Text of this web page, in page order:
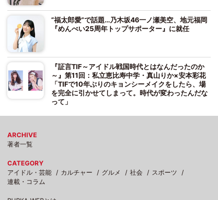
“福太郎愛”で話題…乃木坂46一ノ瀬美空、地元福岡
『めんべい25周年トップサポーター』に就任
『証言TIF～アイドル戦国時代とはなんだったのか
～』第11回：私立恵比寿中学・真山りか×安本彩花
「TIFで10年ぶりのキョンシーメイクをしたら、場
を完全に引かせてしまって。時代が変わったんだな
って」
ARCHIVE
著者一覧
CATEGORY
アイドル・芸能
カルチャー グルメ 社会
スポーツ
連載・コラム